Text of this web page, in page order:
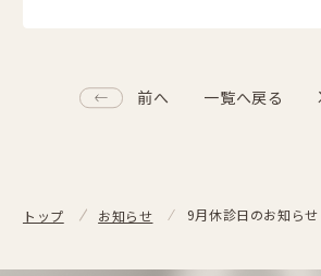
前へ 一覧へ戻る
トップ お知らせ 9月休診日のお知らせ